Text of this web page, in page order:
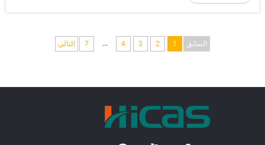
متسقة وإنتاجية عالية...
السابق 1
2
3
4
...
7 التالي